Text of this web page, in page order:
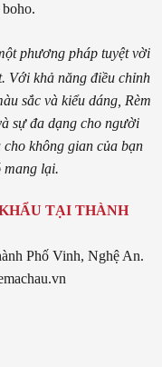
phương pháp tuyệt vời
Với khả năng điều chỉnh
sắc và kiểu dáng, Rèm
sự đa dạng cho người
không gian của bạn
mang lại.
TẠI THÀNH
Phố Vinh, Nghệ An.